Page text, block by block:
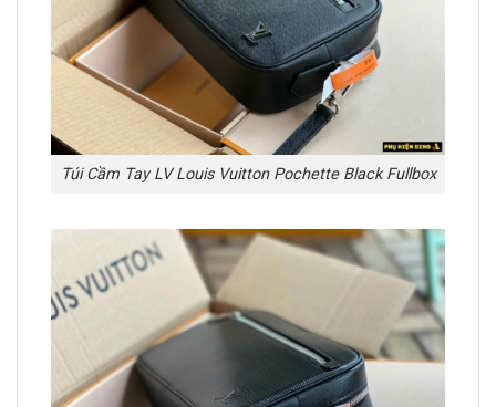
Túi Cầm Tay LV Louis Vuitton Pochette Black Fullbox